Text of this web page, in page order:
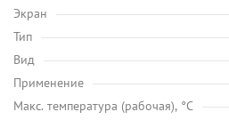
Экран
Тип
Вид
Применение
Maкс. температура (рабочая), °C